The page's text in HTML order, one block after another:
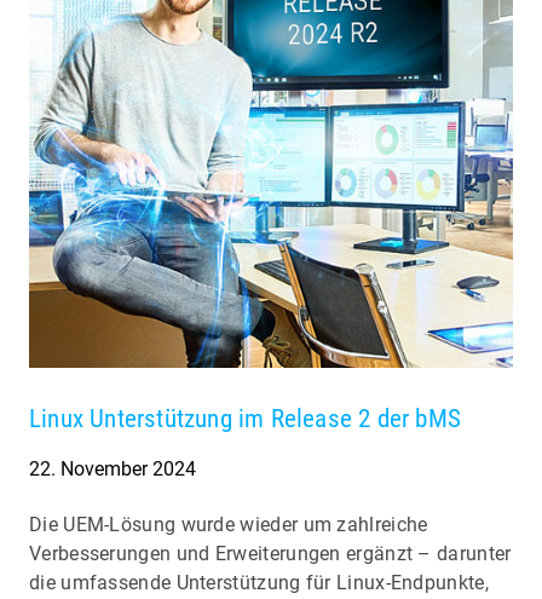
Linux Unterstützung im Release 2 der bMS
22. November 2024
Die UEM-Lösung wurde wieder um zahlreiche
Verbesserungen und Erweiterungen ergänzt – darunter
die umfassende Unterstützung für Linux-Endpunkte,